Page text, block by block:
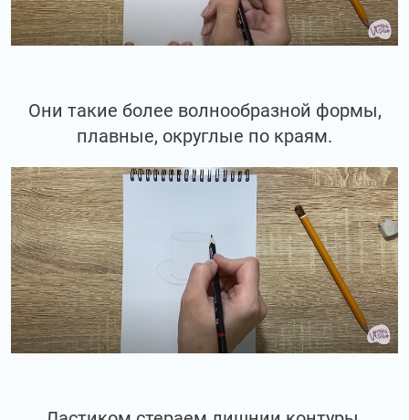
Они такие более волнообразной формы,
плавные, округлые по краям.